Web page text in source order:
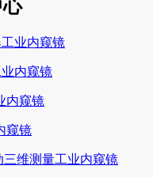
业内窥镜
窥镜